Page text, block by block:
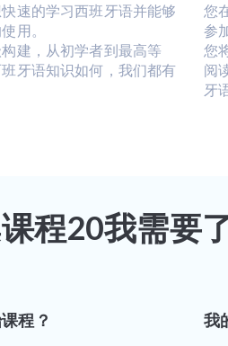
速的学习西班牙语并能够
用。
建，从初学者到最高等
牙语知识如何，我们都有
您
参
您
阅
牙
程20我需要
程？ 我